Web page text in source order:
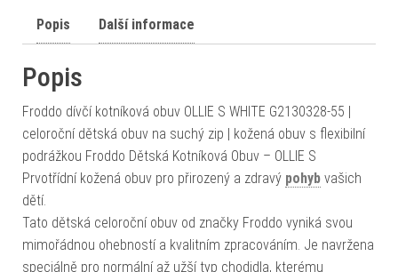
Popis Další informace
Popis
Froddo dívčí kotníková obuv OLLIE S WHITE G2130328-55 |
celoroční dětská obuv na suchý zip | kožená obuv s flexibilní
podrážkou Froddo Dětská Kotníková Obuv – OLLIE S
Prvotřídní kožená obuv pro přirozený a zdravý pohyb vašich
dětí.
Tato dětská celoroční obuv od značky Froddo vyniká svou
mimořádnou ohebností a kvalitním zpracováním. Je navržena
speciálně pro normální až užší typ chodidla, kterému